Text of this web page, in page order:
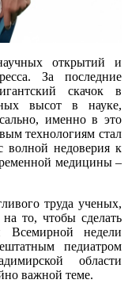
открытий и
За последние
скачок в
высот в науке,
именно в это
технологиям стал
волной недоверия к
медицины –
труда ученых,
то, чтобы сделать
Всемирной недели
педиатром
области
важной теме.